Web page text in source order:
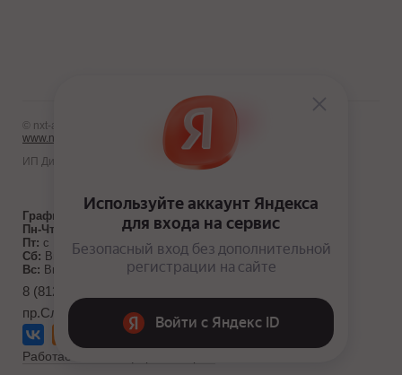
Работает на Платформе abcp.ru
© nxt-avto.ru 2012 - 2026
www.nxt-avto.ru
ИП Диланчян Т.Л.
График работы:
Пн-Чт:
с 10:00 до 19:00
Пт: с 10:00 до 18:00
Сб: Выходной
Вс: Выходной
8 (812) 986-10-71
пр.Славы д. 40, к. 1